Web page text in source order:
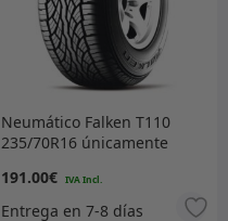
Neumático Falken T110
235/70R16 únicamente
191.00€